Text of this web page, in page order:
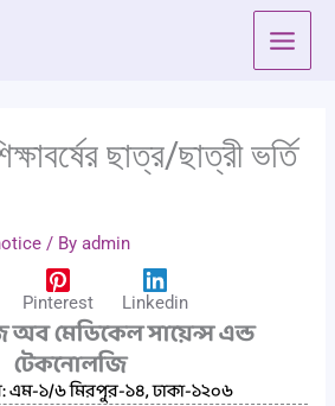
ছাত্র/ছাত্রী ভর্তি
/ Byadmin
Pinterest Linkedin
মেডিকেল সায়েন্স এন্ড
টেকনোলজি
এম-১/৬ মিরপুর-১৪, ঢাকা-১২০৬